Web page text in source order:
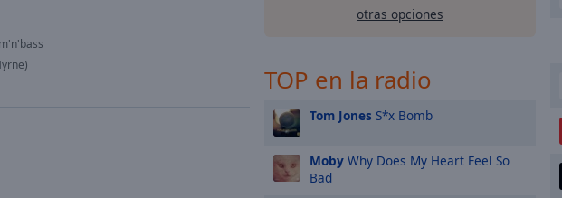
otras opciones
TOP en la radio
Tom Jones S*x Bomb
Moby Why Does My Heart Feel So
Bad